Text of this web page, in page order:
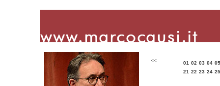
<< 01 02 03 04 05
21 22 23 24 25